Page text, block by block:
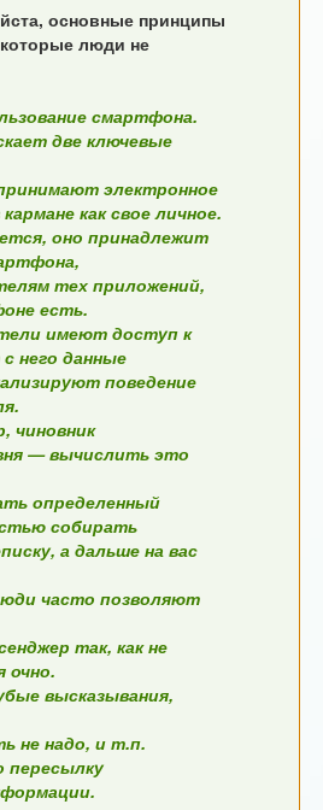
основные принципы
люди не
смартфона.
две ключевые
электронное
как свое личное.
оно принадлежит
тех приложений,
есть.
имеют доступ к
него данные
поведение
чиновник
— вычислить это
определенный
собирать
а дальше на вас
часто позволяют
так, как не
очно.
высказывания,
не надо, и т.п.
пересылку